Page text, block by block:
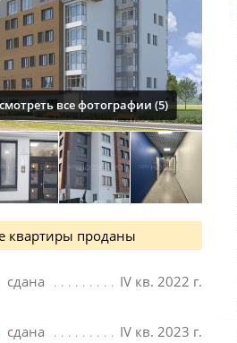
все фотографии (5)
квартиры проданы
IV кв. 2022 г.
сдана
IV кв. 2023 г.
сдана